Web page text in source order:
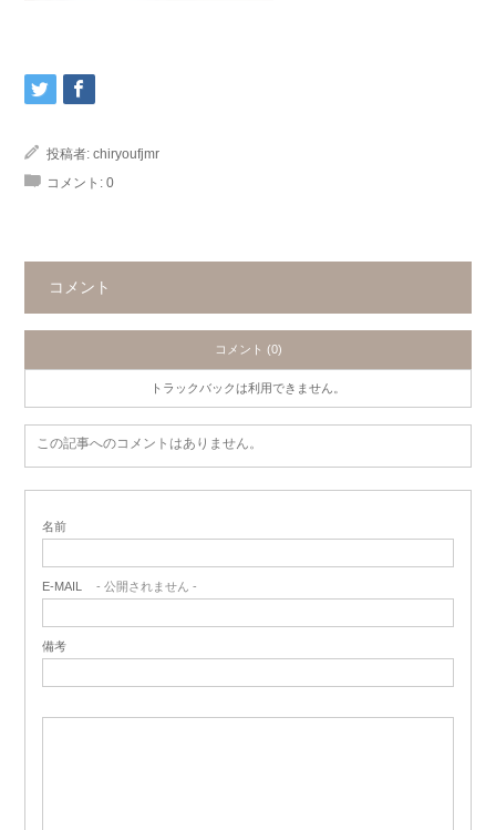
投稿者: chiryoufjmr
コメント: 0
コメント
コメント (0)
トラックバックは利用できません。
この記事へのコメントはありません。
名前
E-MAIL - 公開されません -
備考